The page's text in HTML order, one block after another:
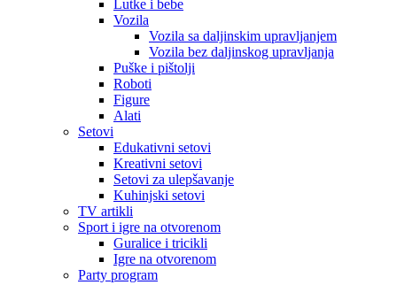
Lutke i bebe
Vozila
Vozila sa daljinskim upravljanjem
Vozila bez daljinskog upravljanja
Puške i pištolji
Roboti
Figure
Alati
Setovi
Edukativni setovi
Kreativni setovi
Setovi za ulepšavanje
Kuhinjski setovi
TV artikli
Sport i igre na otvorenom
Guralice i tricikli
Igre na otvorenom
Party program